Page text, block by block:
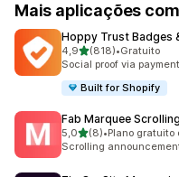
Mais aplicações
Hoppy Trust Badges
4,9de 5 estrelas
(818)
818 total de avaliações
•Gratuito
Social proof via
Built for Shopify
Fab Marquee
5,0de 5 estrelas
(8)
8 total de avaliações
•Plano gratuito
Scrolling